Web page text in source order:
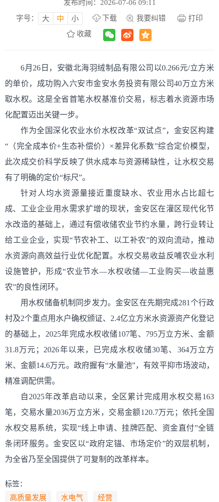
发布时间：2026-07-06 09:11
字号：
大 中 小 下载 我要纠错
打印
收藏
6月26日，安徽北海羽绒制品有限公司以0.266元/立方米
的单价，成功购入六安市金安水务投资有限公司40万立方米
取水权。这是全省首笔水权基准价交易，标志着水资源市场
化配置迈出关键一步。
作为全国深化农业水价水权改革“双试点”，金安区构建
“（完全成本价+生态补偿价）×差异化系数”综合定价模型，
此次成交价科学反映了供水成本与资源稀缺性，让水权交易
有了明确的定价“标尺”。
针对人均水资源量接近重度缺水、农业用水占比超七
成、工业企业用水需求扩增的现状，金安区在灌区现代化节
水改造的基础上，通过有偿收储农业节约水量，跨行业转让
给工业企业，实现“节农补工、以工补农”的双向流动，推动
水资源向高效益行业优化配置。水权交易收益反哺农业水利
设施管护，形成“农业节水—水权收储—工业购买—收益惠
农”的良性闭环。
用水权储备机制同步发力。金安区在先期完成281个行政
村及2个重点用水户确权颁证、2.4亿立方米水资源资产化登记
的基础上，2025年完成水权收储107笔、795万立方米、金额
31.8万元；2026年以来，已完成水权收储30笔、364万立方
米、金额14.6万元。政府握有“水量池”，有效平抑市场波动，
精准调配供需。
自2025年改革启动以来，全区累计完成用水权交易163
笔，交易水量2036万立方米，交易金额120.7万元；依托全国
水权交易系统，实现“线上申请、挂牌匹配、资金直付”全链
条闭环服务。金安区以“政府定锚、市场定价”的双层机制，
为全省乃至全国提供了可复制的改革样本。
标签：
高质量发展
水电气
经营